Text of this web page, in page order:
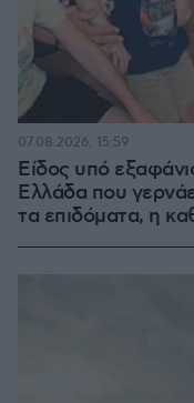
Είδος υπό
Ελλάδα που
τα επιδόματα, η
07.08.2026, 15:59